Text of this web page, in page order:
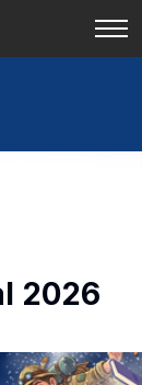
2026